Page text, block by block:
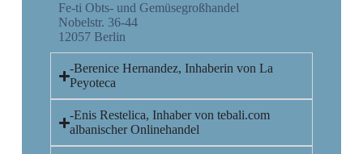
Fe-ti Obts- und Gemüsegroßhandel
Nobelstr. 36-44
12057 Berlin
-Berenice Hernandez, Inhaberin von La
Peyoteca
-Enis Restelica, Inhaber von tebali.com
albanischer Onlinehandel